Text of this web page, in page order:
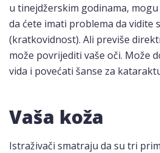
u tinejdžerskim godinama,
da ćete imati problema da vidite
(kratkovidnost). Ali previše
može povrijediti vaše oči. Može
vida i povećati šanse za
Vaša koža
Istraživači smatraju da su tri